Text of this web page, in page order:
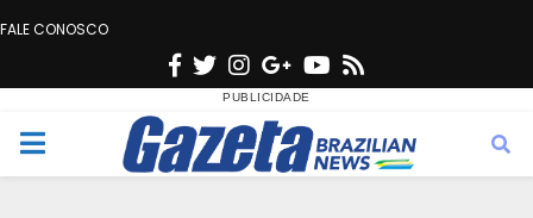
FALE CONOSCO
F
c
e
T
w
i
t
n
s
t
G
o
o
g
Y
u
t
s
M